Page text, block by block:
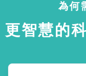
為何
更智慧的